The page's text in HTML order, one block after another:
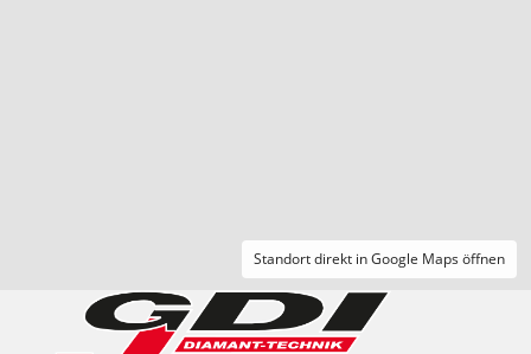
Standort direkt in Google Maps öffnen